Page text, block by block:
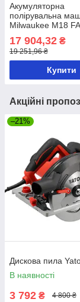
Акумуляторна
полірувальна
Milwaukee M18
17 904,32 ₴
19 251,96 ₴
Купити
Акційні
–21%
Дискова пила
В наявності
3 792 ₴ 4 800 ₴